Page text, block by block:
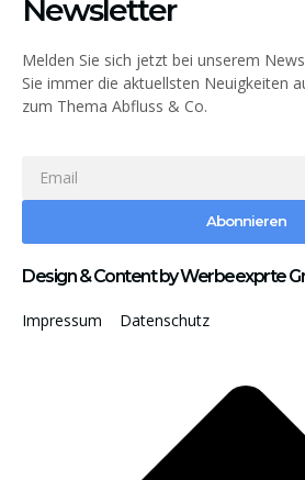
Newsletter
Melden Sie sich jetzt bei unserem
Sie immer die aktuellsten Neuigkeiten
zum Thema Abfluss & Co.
Abonnieren
Design & Content by Werbeexprte
Impressum Datenschutz